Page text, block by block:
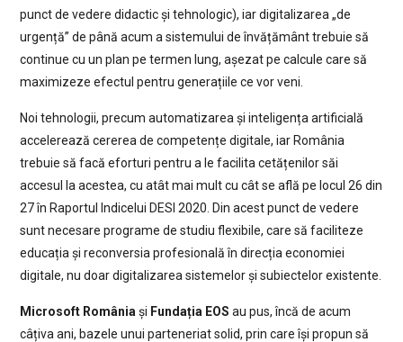
punct de vedere didactic și tehnologic), iar digitalizarea „de
urgență” de până acum a sistemului de învățământ trebuie să
continue cu un plan pe termen lung, așezat pe calcule care să
maximizeze efectul pentru generațiile ce vor veni.
Noi tehnologii, precum automatizarea și inteligența artificială
accelerează cererea de competențe digitale, iar România
trebuie să facă eforturi pentru a le facilita cetățenilor săi
accesul la acestea, cu atât mai mult cu cât se află pe locul 26 din
27 în Raportul Indicelui DESI 2020. Din acest punct de vedere
sunt necesare programe de studiu flexibile, care să faciliteze
educația și reconversia profesională în direcția economiei
digitale, nu doar digitalizarea sistemelor și subiectelor existente.
Microsoft România și Fundația EOS au pus, încă de acum
câțiva ani, bazele unui parteneriat solid, prin care își propun să